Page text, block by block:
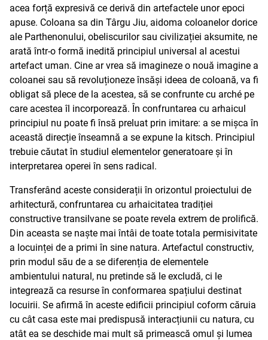
acea forță expresivă ce derivă din artefactele unor epoci
apuse. Coloana sa din Târgu Jiu, aidoma coloanelor dorice
ale Parthenonului, obeliscurilor sau civilizației aksumite, ne
arată într-o formă inedită principiul universal al acestui
artefact uman. Cine ar vrea să imagineze o nouă imagine a
coloanei sau să revoluționeze însăși ideea de coloană, va fi
obligat să plece de la acestea, să se confrunte cu arché pe
care acestea îl incorporează. În confruntarea cu arhaicul
principiul nu poate fi însă preluat prin imitare: a se mișca în
această direcție înseamnă a se expune la kitsch. Principiul
trebuie căutat în studiul elementelor generatoare și în
interpretarea operei în sens radical.
Transferând aceste considerații în orizontul proiectului de
arhitectură, confruntarea cu arhaicitatea tradiției
constructive transilvane se poate revela extrem de prolifică.
Din aceasta se naște mai întâi de toate totala permisivitate
a locuinței de a primi în sine natura. Artefactul constructiv,
prin modul său de a se diferenția de elementele
ambientului natural, nu pretinde să le excludă, ci le
integrează ca resurse în conformarea spațiului destinat
locuirii. Se afirmă în aceste edificii principiul coform căruia
cu cât casa este mai predispusă interacțiunii cu natura, cu
atât ea se deschide mai mult să primească omul și lumea